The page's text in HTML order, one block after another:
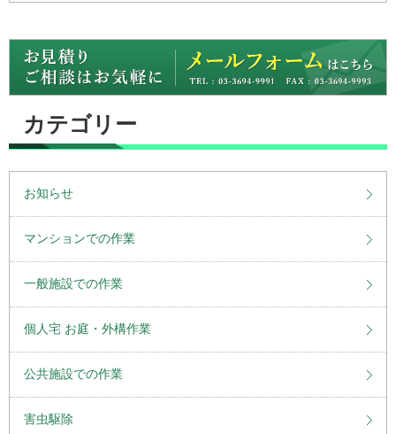
カテゴリー
お知らせ
マンションでの作業
一般施設での作業
個人宅 お庭・外構作業
公共施設での作業
害虫駆除